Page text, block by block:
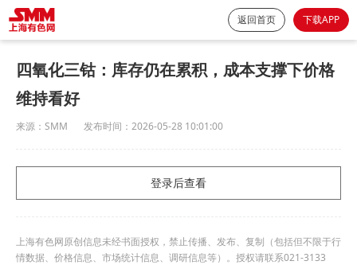
返回首页 下载APP
四氧化三钴：库存仍在累积，成本支撑下价格
维持看好
来源： SMM 发布时间： 2026-05-28 10:01:00
登录后查看
上海有色网原创信息未经书面授权，禁止传播、发布、复制（包括但不限于行
情数据、价格信息、市场统计信息、调研信息等）。授权请联系021-3133